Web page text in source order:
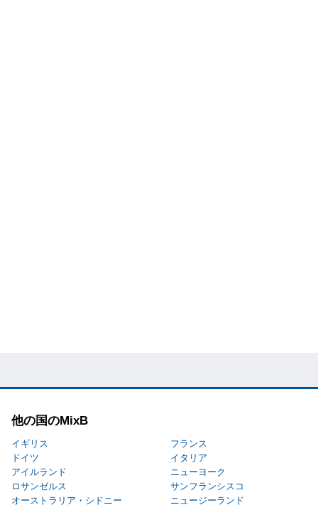
他の国のMixB
イギリス
フランス
ドイツ
イタリア
アイルランド
ニューヨーク
ロサンゼルス
サンフランシスコ
オーストラリア・シドニー
ニュージーランド